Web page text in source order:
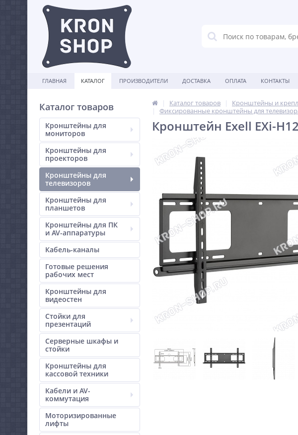
ГЛАВНАЯ КАТАЛОГ ПРОИЗВОДИТЕЛИ ДОСТАВКА ОПЛАТА КОНТАКТЫ
Каталог товаров
Кронштейны для
мониторов
Кронштейны для
проекторов
Кронштейны для
телевизоров
Кронштейны для
планшетов
Кронштейны для ПК
и AV-аппаратуры
Кабель-каналы
Готовые решения
рабочих мест
Кронштейны для
видеостен
Стойки для
презентаций
Серверные шкафы и
стойки
Кронштейны для
кассовой техники
Кабели и AV-
коммутация
Моторизированные
лифты
Каталог товаров
Кронштейны и
Фиксированные кронштейны для
Кронштейн Exell EXi-